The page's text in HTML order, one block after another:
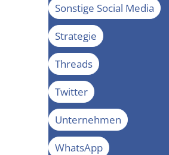
Sonstige Social Media
Strategie
Threads
Twitter
Unternehmen
WhatsApp